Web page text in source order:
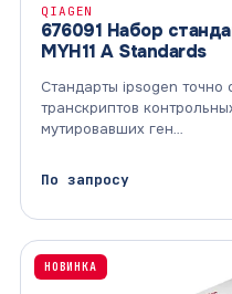
QIAGEN
676091 Набор
MYH11 A Standards
Стандарты ipsogen точно
транскриптов
мутировавших ген…
По запросу
НОВИНКА